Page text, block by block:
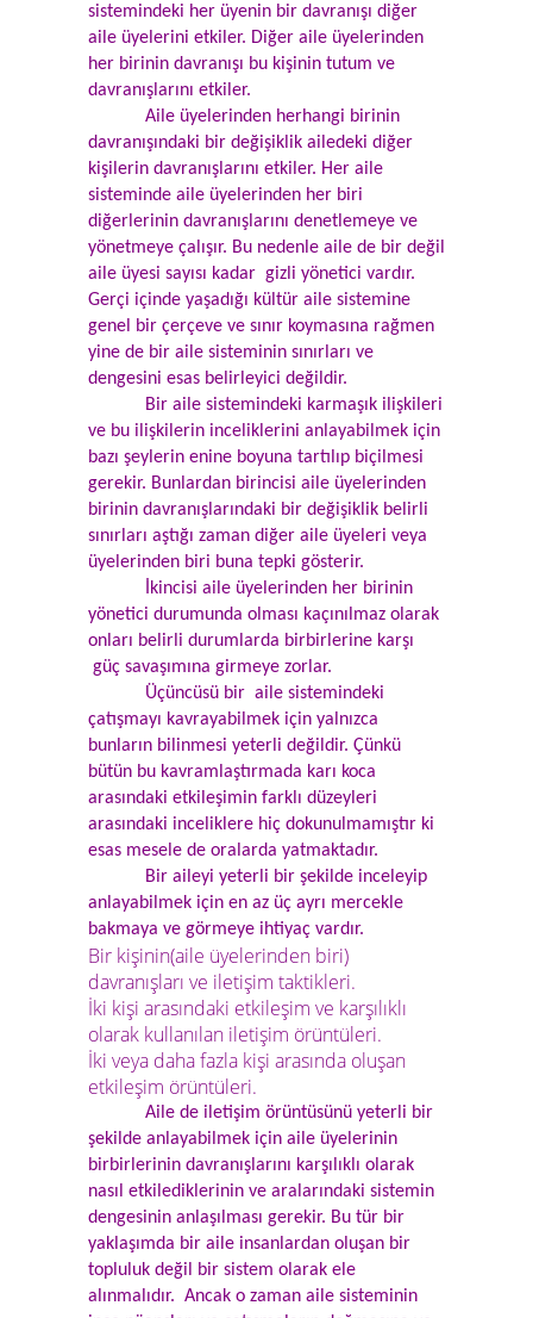
sistemindeki her üyenin bir davranışı diğer
aile üyelerini etkiler. Diğer aile üyelerinden
her birinin davranışı bu kişinin tutum ve
davranışlarını etkiler.
Aile üyelerinden herhangi birinin
davranışındaki bir değişiklik ailedeki diğer
kişilerin davranışlarını etkiler. Her aile
sisteminde aile üyelerinden her biri
diğerlerinin davranışlarını denetlemeye ve
yönetmeye çalışır. Bu nedenle aile de bir değil
aile üyesi sayısı kadar gizli yönetici vardır.
Gerçi içinde yaşadığı kültür aile sistemine
genel bir çerçeve ve sınır koymasına rağmen
yine de bir aile sisteminin sınırları ve
dengesini esas belirleyici değildir.
Bir aile sistemindeki karmaşık ilişkileri
ve bu ilişkilerin inceliklerini anlayabilmek için
bazı şeylerin enine boyuna tartılıp biçilmesi
gerekir. Bunlardan birincisi aile üyelerinden
birinin davranışlarındaki bir değişiklik belirli
sınırları aştığı zaman diğer aile üyeleri veya
üyelerinden biri buna tepki gösterir.
İkincisi aile üyelerinden her birinin
yönetici durumunda olması kaçınılmaz olarak
onları belirli durumlarda birbirlerine karşı
güç savaşımına girmeye zorlar.
Üçüncüsü bir aile sistemindeki
çatışmayı kavrayabilmek için yalnızca
bunların bilinmesi yeterli değildir. Çünkü
bütün bu kavramlaştırmada karı koca
arasındaki etkileşimin farklı düzeyleri
arasındaki inceliklere hiç dokunulmamıştır ki
esas mesele de oralarda yatmaktadır.
Bir aileyi yeterli bir şekilde inceleyip
anlayabilmek için en az üç ayrı mercekle
bakmaya ve görmeye ihtiyaç vardır.
Bir kişinin(aile üyelerinden biri)
davranışları ve iletişim taktikleri.
İki kişi arasındaki etkileşim ve karşılıklı
olarak kullanılan iletişim örüntüleri.
İki veya daha fazla kişi arasında oluşan
etkileşim örüntüleri.
Aile de iletişim örüntüsünü yeterli bir
şekilde anlayabilmek için aile üyelerinin
birbirlerinin davranışlarını karşılıklı olarak
nasıl etkilediklerinin ve aralarındaki sistemin
dengesinin anlaşılması gerekir. Bu tür bir
yaklaşımda bir aile insanlardan oluşan bir
topluluk değil bir sistem olarak ele
alınmalıdır. Ancak o zaman aile sisteminin